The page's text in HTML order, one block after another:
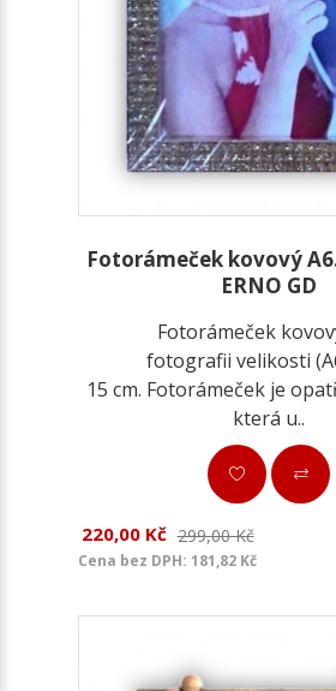
Fotorámeček kovový
ERNO GD
Fotorámeček
fotografii velikosti
15 cm. Fotorámeček je
která u..
220,00 Kč 299,00 Kč
Cena bez DPH: 181,82 Kč